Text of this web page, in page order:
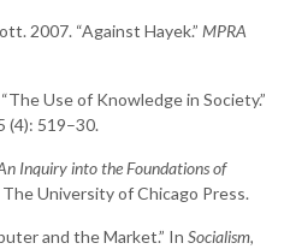
2007. “Against Hayek.” MPRA
Use of Knowledge in Society.”
(4): 519–30.
Inquiry into the Foundations of
The University of Chicago Press.
and the Market.” In Socialism,